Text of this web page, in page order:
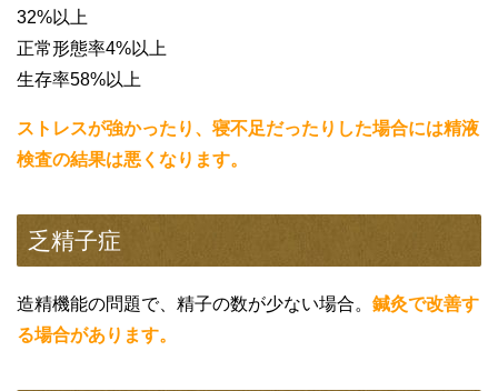
32%以上
正常形態率4%以上
生存率58%以上
ストレスが強かったり、寝不足だったりした場合には精液
検査の結果は悪くなります。
乏精子症
造精機能の問題で、精子の数が少ない場合。 鍼灸で改善す
る場合があります。